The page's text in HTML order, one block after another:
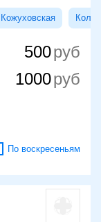
Кожуховская
500
1000
По воскресеньям